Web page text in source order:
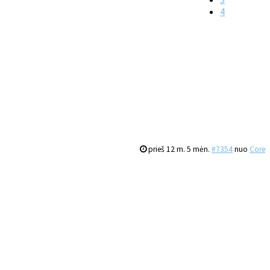
4
prieš 12 m. 5 mėn. #7354nuo Core